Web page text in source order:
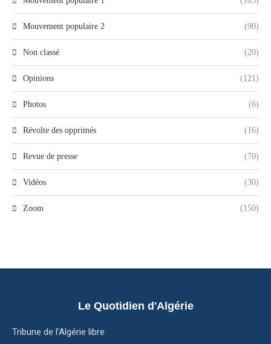
Mouvement populaire 2 (90)
Non classé (20)
Opinions (121)
Photos (6)
Révolte des opprimés (16)
Revue de presse (70)
Vidéos (30)
Zoom (150)
Le Quotidien d'Algérie
Tribune de l’Algérie libre